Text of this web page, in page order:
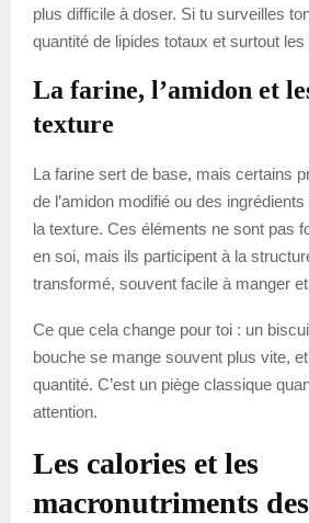
plus difficile à doser. Si tu surveilles
quantité de lipides totaux et surtout
La farine, l’amidon et
texture
La farine sert de base, mais certains
de l’amidon modifié ou des
la texture. Ces éléments ne sont pas
en soi, mais ils participent à la
transformé, souvent facile à manger
Ce que cela change pour toi : un
bouche se mange souvent plus vite,
quantité. C’est un piège classique
attention.
Les calories et les
macronutriments